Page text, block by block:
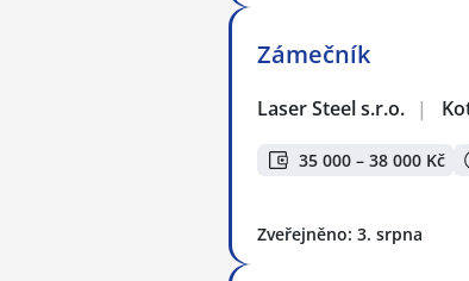
Zámečník
Laser Steel s.r.o. |
35 000 – 38 000 Kč
Zveřejněno: 3. srpna